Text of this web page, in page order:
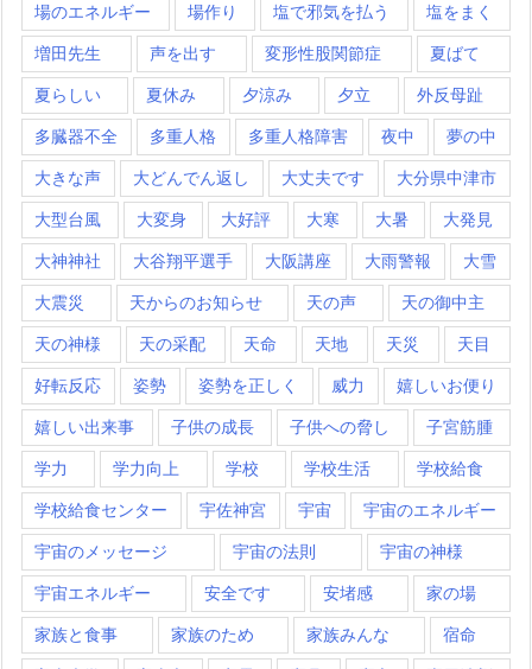
場のエネルギー 場作り 塩で邪気を払う 塩をまく
増田先生 声を出す 変形性股関節症 夏ばて
夏らしい 夏休み 夕涼み 夕立 外反母趾
多臓器不全 多重人格 多重人格障害 夜中 夢の中
大きな声 大どんでん返し 大丈夫です 大分県中津市
大型台風 大変身 大好評 大寒 大暑 大発見
大神神社 大谷翔平選手 大阪講座 大雨警報 大雪
大震災 天からのお知らせ 天の声 天の御中主
天の神様 天の采配 天命 天地 天災 天目
好転反応 姿勢 姿勢を正しく 威力 嬉しいお便り
嬉しい出来事 子供の成長 子供への脅し 子宮筋腫
学力 学力向上 学校 学校生活 学校給食
学校給食センター 宇佐神宮 宇宙 宇宙のエネルギー
宇宙のメッセージ 宇宙の法則 宇宙の神様
宇宙エネルギー 安全です 安堵感 家の場
家族と食事 家族のため 家族みんな 宿命